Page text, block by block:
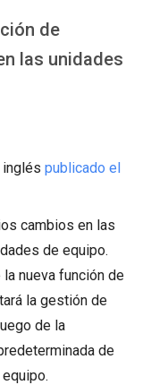
de
las unidades
publicado el
cambios en las
de equipo.
nueva función de
la gestión de
de la
de